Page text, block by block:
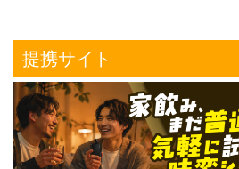
提携サイト